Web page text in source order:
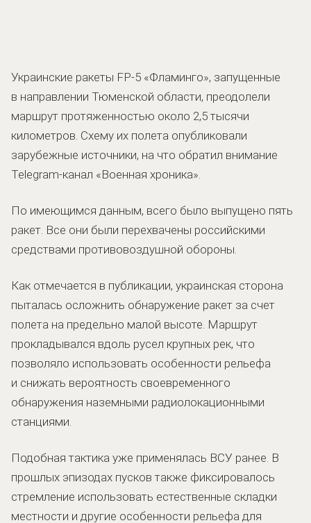
Украинские ракеты FP-5 «Фламинго», запущенные
в направлении Тюменской области, преодолели
маршрут протяженностью около 2,5 тысячи
километров. Схему их полета опубликовали
зарубежные источники, на что обратил внимание
Telegram-канал «Военная хроника».
По имеющимся данным, всего было выпущено пять
ракет. Все они были перехвачены российскими
средствами противовоздушной обороны.
Как отмечается в публикации, украинская сторона
пыталась осложнить обнаружение ракет за счет
полета на предельно малой высоте. Маршрут
прокладывался вдоль русел крупных рек, что
позволяло использовать особенности рельефа
и снижать вероятность своевременного
обнаружения наземными радиолокационными
станциями.
Подобная тактика уже применялась ВСУ ранее. В
прошлых эпизодах пусков также фиксировалось
стремление использовать естественные складки
местности и другие особенности рельефа для